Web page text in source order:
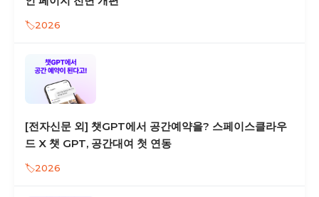
2026
[전자신문 외] 챗GPT에서 공간예약을? 스페이스클라우
드 X 챗 GPT, 공간대여 첫 연동
2026